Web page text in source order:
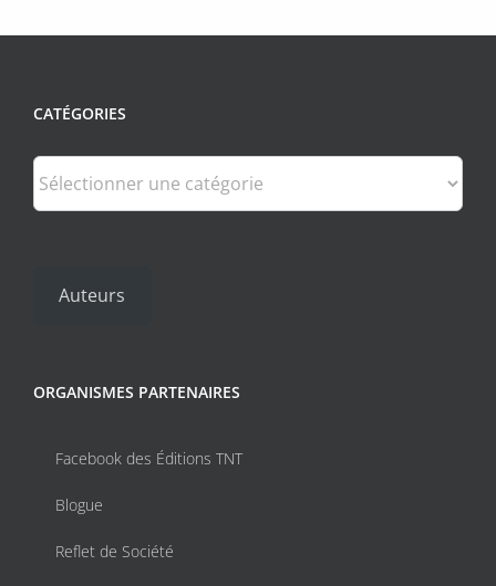
CATÉGORIES
Catégories
Auteurs
ORGANISMES PARTENAIRES
Facebook des Éditions TNT
Blogue
Reflet de Société